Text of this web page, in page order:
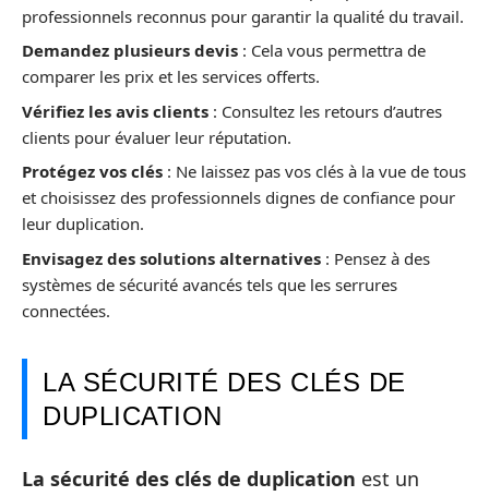
professionnels reconnus pour garantir la qualité du travail.
Demandez plusieurs devis : Cela vous permettra de
comparer les prix et les services offerts.
Vérifiez les avis clients : Consultez les retours d’autres
clients pour évaluer leur réputation.
Protégez vos clés : Ne laissez pas vos clés à la vue de tous
et choisissez des professionnels dignes de confiance pour
leur duplication.
Envisagez des solutions alternatives : Pensez à des
systèmes de sécurité avancés tels que les serrures
connectées.
LA SÉCURITÉ DES CLÉS DE
DUPLICATION
La sécurité des clés de duplication est un